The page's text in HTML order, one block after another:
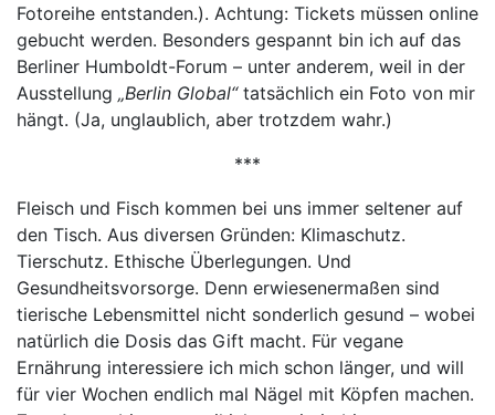
Fotoreihe entstanden.). Achtung: Tickets müssen online
gebucht werden. Besonders gespannt bin ich auf das
Berliner Humboldt-Forum – unter anderem, weil in der
Ausstellung „Berlin Global“ tatsächlich ein Foto von mir
hängt. (Ja, unglaublich, aber trotzdem wahr.)
***
Fleisch und Fisch kommen bei uns immer seltener auf
den Tisch. Aus diversen Gründen: Klimaschutz.
Tierschutz. Ethische Überlegungen. Und
Gesundheitsvorsorge. Denn erwiesenermaßen sind
tierische Lebensmittel nicht sonderlich gesund – wobei
natürlich die Dosis das Gift macht. Für vegane
Ernährung interessiere ich mich schon länger, und will
für vier Wochen endlich mal Nägel mit Köpfen machen.